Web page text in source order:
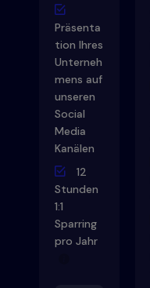
Präsenta
tion Ihres
Unterneh
mens auf
unseren
Social
Media
Kanälen
12
Stunden
1:1
Sparring
pro Jahr